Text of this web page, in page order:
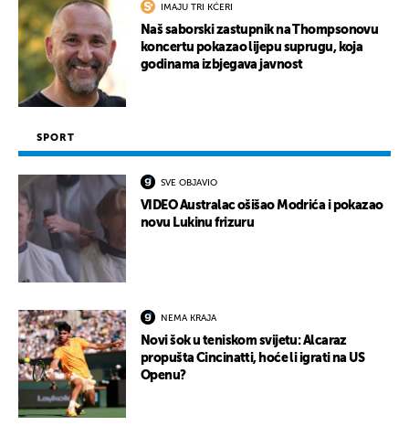
IMAJU TRI KĆERI
Naš saborski zastupnik na Thompsonovu
koncertu pokazao lijepu suprugu, koja
godinama izbjegava javnost
SPORT
SVE OBJAVIO
VIDEO Australac ošišao Modrića i pokazao
novu Lukinu frizuru
NEMA KRAJA
Novi šok u teniskom svijetu: Alcaraz
propušta Cincinatti, hoće li igrati na US
Openu?